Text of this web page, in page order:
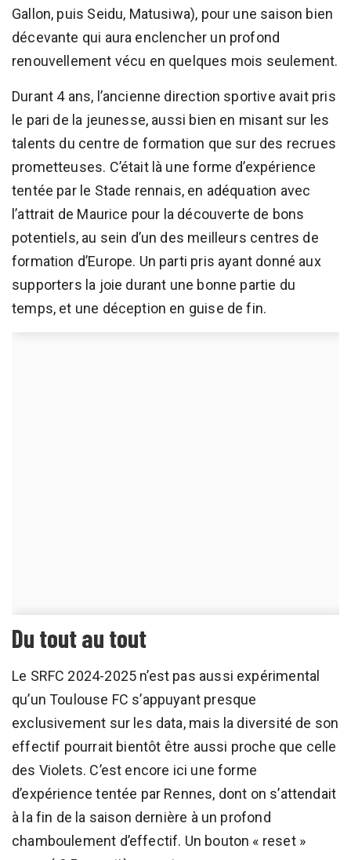
Gallon, puis Seidu, Matusiwa), pour une saison bien
décevante qui aura enclencher un profond
renouvellement vécu en quelques mois seulement.
Durant 4 ans, l’ancienne direction sportive avait pris
le pari de la jeunesse, aussi bien en misant sur les
talents du centre de formation que sur des recrues
prometteuses. C’était là une forme d’expérience
tentée par le Stade rennais, en adéquation avec
l’attrait de Maurice pour la découverte de bons
potentiels, au sein d’un des meilleurs centres de
formation d’Europe. Un parti pris ayant donné aux
supporters la joie durant une bonne partie du
temps, et une déception en guise de fin.
Du tout au tout
Le SRFC 2024-2025 n’est pas aussi expérimental
qu’un Toulouse FC s’appuyant presque
exclusivement sur les data, mais la diversité de son
effectif pourrait bientôt être aussi proche que celle
des Violets. C’est encore ici une forme
d’expérience tentée par Rennes, dont on s’attendait
à la fin de la saison dernière à un profond
chamboulement d’effectif. Un bouton « reset »